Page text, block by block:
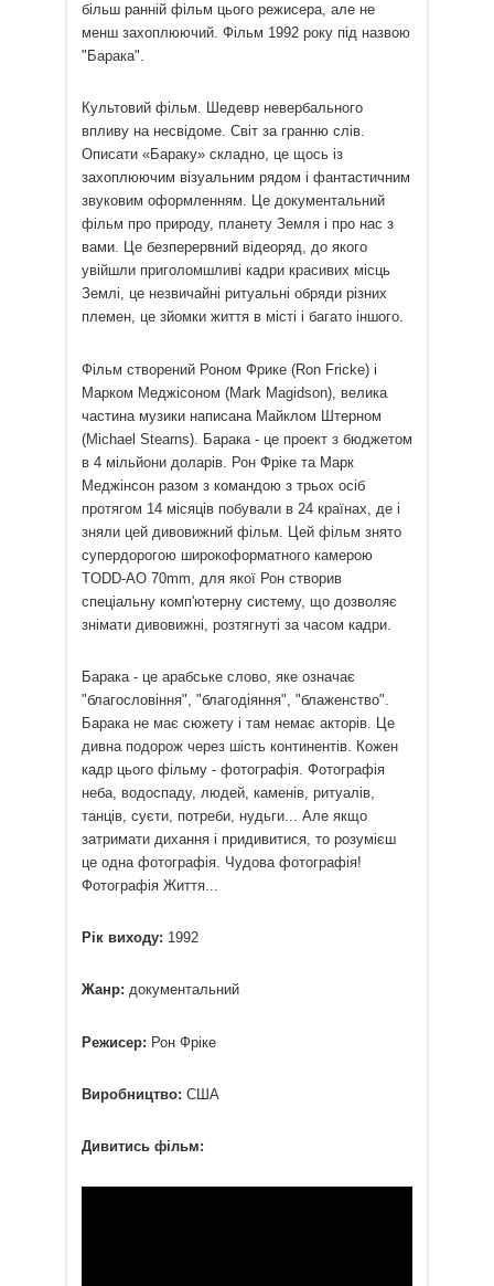
більш ранній фільм цього режисера, але не
менш захоплюючий. Фільм 1992 року під назвою
"Барака".
Культовий фільм. Шедевр невербального
впливу на несвідоме. Світ за гранню слів.
Описати «Бараку» складно, це щось із
захоплюючим візуальним рядом і фантастичним
звуковим оформленням. Це документальний
фільм про природу, планету Земля і про нас з
вами. Це безперервний відеоряд, до якого
увійшли приголомшливі кадри красивих місць
Землі, це незвичайні ритуальні обряди різних
племен, це зйомки життя в місті і багато іншого.
Фільм створений Роном Фрике (Ron Fricke) і
Марком Меджісоном (Mark Magidson), велика
частина музики написана Майклом Штерном
(Michael Stearns). Барака - це проект з бюджетом
в 4 мільйони доларів. Рон Фріке та Марк
Меджінсон разом з командою з трьох осіб
протягом 14 місяців побували в 24 країнах, де і
зняли цей дивовижний фільм. Цей фільм знято
супердорогою широкоформатного камерою
TODD-AO 70mm, для якої Рон створив
спеціальну комп'ютерну систему, що дозволяє
знімати дивовижні, розтягнуті за часом кадри.
Барака - це арабське слово, яке означає
"благословіння", "благодіяння", "блаженство".
Барака не має сюжету і там немає акторів. Це
дивна подорож через шість континентів. Кожен
кадр цього фільму - фотографія. Фотографія
неба, водоспаду, людей, каменів, ритуалів,
танців, суєти, потреби, нудьги... Але якщо
затримати дихання і придивитися, то розумієш
це одна фотографія. Чудова фотографія!
Фотографія Життя...
Рік виходу: 1992
Жанр: документальний
Режисер: Рон Фріке
Виробництво: США
Дивитись фільм: